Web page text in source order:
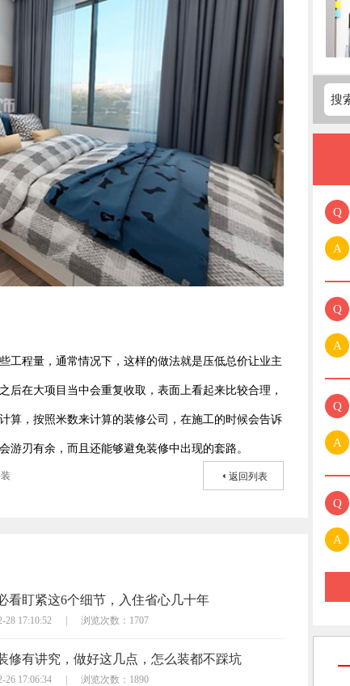
工程量，通常情况下，这样的做法就是压低总价让业主
在大项目当中会重复收取，表面上看起来比较合理，
算，按照米数来计算的装修公司，在施工的时候会告诉
刃有余，而且还能够避免装修中出现的套路。
返回列表
看盯紧这6个细节，入住省心几十年
28 17:10:52 | 浏览次数：1707
修有讲究，做好这几点，怎么装都不踩坑
26 17:06:34 | 浏览次数：1890
Q
A
Q
A
Q
A
Q
A